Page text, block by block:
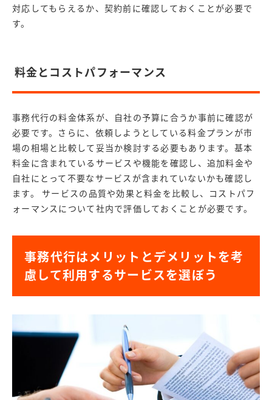
対応してもらえるか、契約前に確認しておくことが必要で
す。
料金とコストパフォーマンス
事務代行の料金体系が、自社の予算に合うか事前に確認が
必要です。さらに、依頼しようとしている料金プランが市
場の相場と比較して妥当か検討する必要もあります。基本
料金に含まれているサービスや機能を確認し、追加料金や
自社にとって不要なサービスが含まれていないかも確認し
ます。 サービスの品質や効果と料金を比較し、コストパフ
ォーマンスについて社内で評価しておくことが必要です。
事務代行はメリットとデメリットを考
慮して利用するサービスを選ぼう